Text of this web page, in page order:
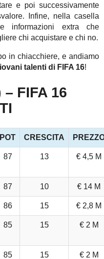
e poi successivamente
Infine, nella casella
informazioni extra che
chi acquistare e chi no.
in chiacchiere, e andiamo
talenti di FIFA 16!
– FIFA 16
POT CRESCITA
87 13 € 4,5 M
87 10 € 14 M
86 15 € 2,8 M
85 15 € 2 M
85 15 € 2 M